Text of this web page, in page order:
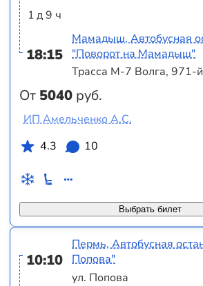
1 д 9 ч
18:15
От 5040 руб.
Мамадыш, Автобусная
"Поворот на Мамадыш"
Трасса М-7 Волга, 971-
Выбрать билет
ИП Амельченко А.С.
4.3
10
10:10
Пермь, Автобусная
Попова"
ул. Попова